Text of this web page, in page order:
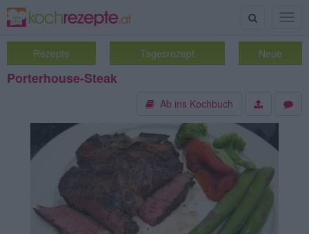
Suche
Rezepte Tagesrezept Neue
Porterhouse-Steak
Ab ins Kochbuch